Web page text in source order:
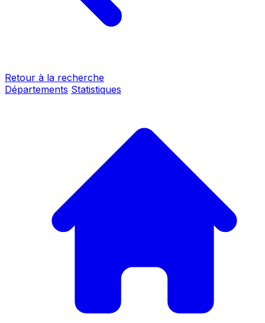
Retour à la recherche
Départements Statistiques